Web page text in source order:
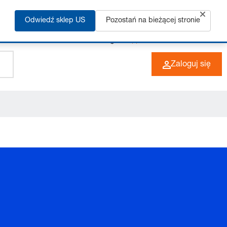
+49 (0) 6266 73-0 PL
Zaloguj się
Odwiedź sklep US Pozostań na bieżącej stronie